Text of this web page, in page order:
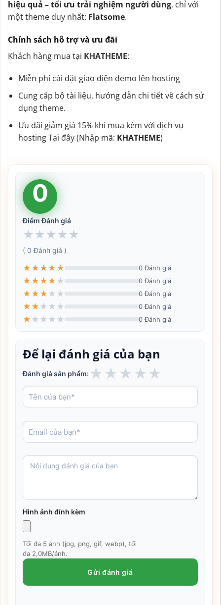
hiệu quả – tối ưu trải nghiệm người dùng, chỉ với
một theme duy nhất: Flatsome.
Chính sách hỗ trợ và ưu đãi
Khách hàng mua tại KHATHEME:
Miễn phí cài đặt giao diện demo lên hosting
Cung cấp bộ tài liệu, hướng dẫn chi tiết về cách sử
dụng theme.
Ưu đãi giảm giá 15% khi mua kèm với dịch vụ
hostingTại đây(Nhập mã: KHATHEME)
0
Điểm Đánh giá
★ ★ ★ ★ ★
( 0 Đánh giá )
★ ★ ★ ★ ★ 0 Đánh giá
★ ★ ★ ★ ★ 0 Đánh giá
★ ★ ★ ★ ★ 0 Đánh giá
★ ★ ★ ★ ★ 0 Đánh giá
★ ★ ★ ★ ★ 0 Đánh giá
Để lại đánh giá của bạn
Đánh giá sản phẩm: ★ ★ ★ ★★
Hình ảnh đính kèm
Tối đa 5 ảnh (jpg, png, gif, webp), tối
đa 2,0MB/ảnh.
Gửi đánh giá